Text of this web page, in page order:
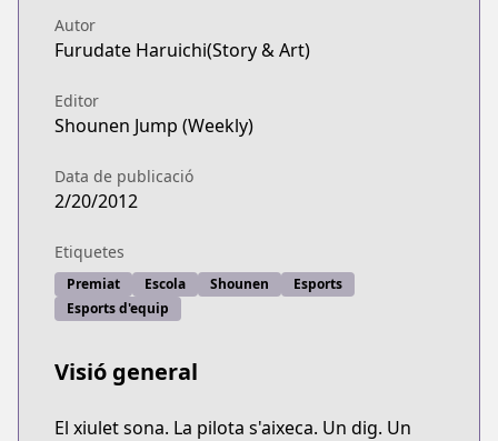
Shonen Jump
https://www.shonenjump.com/j/rensai/
Official Site
https://jumptoon.com/series/JT00027
MANGA Plus
https://mangaplus.shueisha.co.jp/titles/100014
Autor
Furudate Haruichi(Story & Art)
Editor
Shounen Jump (Weekly)
Data de publicació
2/20/2012
Etiquetes
Premiat Escola Shounen
Esports
Esports d'equip
Visió general
El xiulet sona. La pilota s'aixeca. Un dig. Un